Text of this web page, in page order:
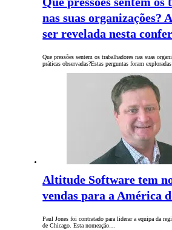
nas suas organizações?
ser revelada nesta
Que pressões sentem os trabalhadores nas suas
práticas observadas?Estas perguntas foram
Altitude Software tem
vendas para a América
Paul Jones foi contratado para liderar a equipa da
de Chicago. Esta nomeação…